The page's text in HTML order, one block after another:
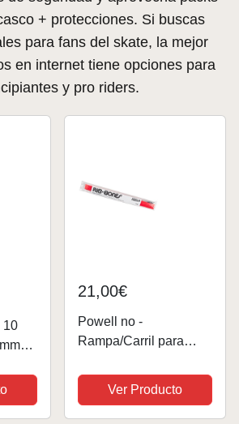
+ protecciones. Si buscas
para fans del skate, la mejor
en internet tiene opciones para
y pro riders.
10
21,00€
Powell no -
Rampa/Carril para
Rojo, Talla 14.5
Pulgadas
Ver Producto